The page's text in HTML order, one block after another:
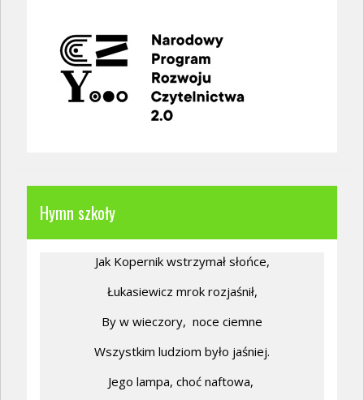
Hymn szkoły
Jak Kopernik wstrzymał słońce,
Łukasiewicz mrok rozjaśnił,
By w wieczory, noce ciemne
Wszystkim ludziom było jaśniej.
Jego lampa, choć naftowa,